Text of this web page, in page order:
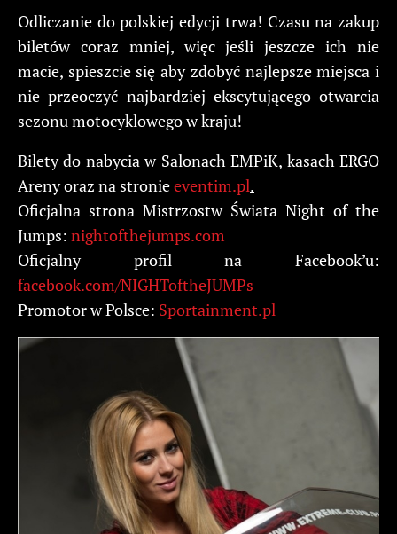
Odliczanie do polskiej edycji trwa! Czasu na zakup
biletów coraz mniej, więc jeśli jeszcze ich nie
macie, spieszcie się aby zdobyć najlepsze miejsca i
nie przeoczyć najbardziej ekscytującego otwarcia
sezonu motocyklowego w kraju!
Bilety do nabycia w Salonach EMPiK, kasach ERGO
Areny oraz na stronieeventim.pl.
Oficjalna strona Mistrzostw Świata Night of the
Jumps: nightofthejumps.com
Oficjalny profil na Facebook’u:
facebook.com/NIGHToftheJUMPs
Promotor w Polsce: Sportainment.pl